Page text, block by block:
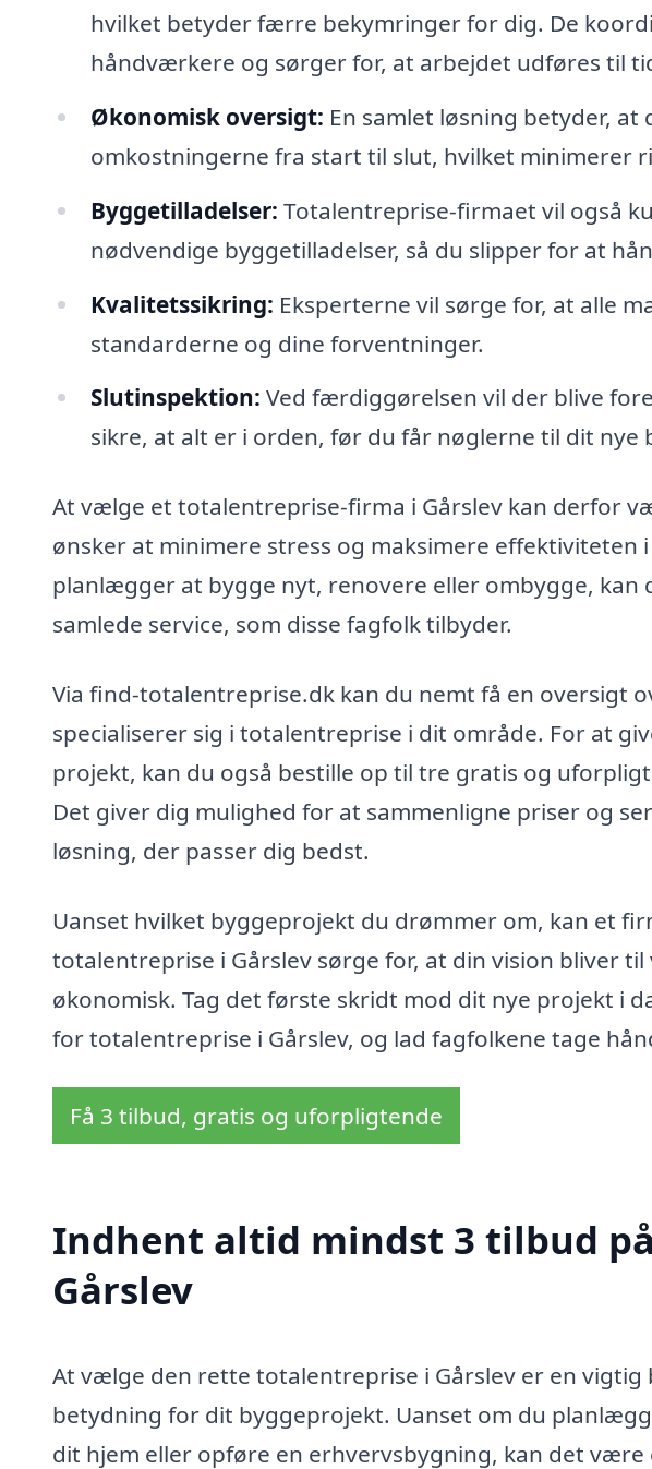
hvilket betyder færre bekymringer for dig. De
håndværkere og sørger for, at arbejdet udføres til
Økonomisk oversigt: En samlet løsning betyder,
omkostningerne fra start til slut, hvilket minimerer
Byggetilladelser: Totalentreprise-firmaet vil også
nødvendige byggetilladelser, så du slipper for at
Kvalitetssikring: Eksperterne vil sørge for, at alle
standarderne og dine forventninger.
Slutinspektion: Ved færdiggørelsen vil der blive
sikre, at alt er i orden, før du får nøglerne til dit nye
At vælge et totalentreprise-firma i Gårslev kan derfor
ønsker at minimere stress og maksimere effektiviteten
planlægger at bygge nyt, renovere eller ombygge, kan
samlede service, som disse fagfolk tilbyder.
Via find-totalentreprise.dk kan du nemt få en oversigt
specialiserer sig i totalentreprise i dit område. For at
projekt, kan du også bestille op til tre gratis og
Det giver dig mulighed for at sammenligne priser og
løsning, der passer dig bedst.
Uanset hvilket byggeprojekt du drømmer om, kan et
totalentreprise i Gårslev sørge for, at din vision bliver
økonomisk. Tag det første skridt mod dit nye projekt i
for totalentreprise i Gårslev, og lad fagfolkene tage
Få 3 tilbud, gratis og uforpligtende
Indhent altid mindst 3 tilbud
Gårslev
At vælge den rette totalentreprise i Gårslev er en vigtig
betydning for dit byggeprojekt. Uanset om du
dit hjem eller opføre en erhvervsbygning, kan det